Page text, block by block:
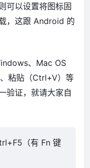
可以设置将图标固
，这跟 Android 的
、Mac OS
粘贴（Ctrl+V）等
验证，就请大家自
（有 Fn 键